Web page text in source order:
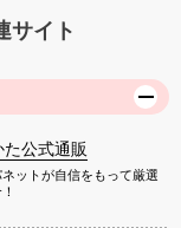
サイト
公式通販
ットが自信をもって厳選